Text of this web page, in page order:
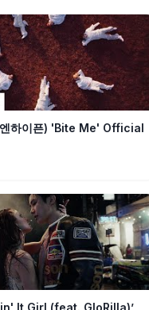
엔하이픈) 'Bite Me' Official
It Girl (feat. GloRilla)’